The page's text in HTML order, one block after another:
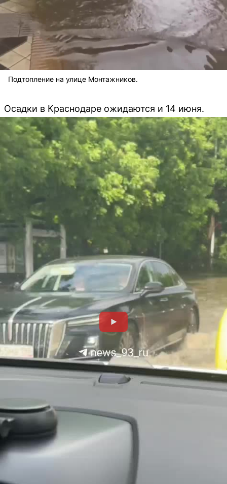
Подтопление на улице Монтажников.
Осадки в Краснодаре ожидаются и 14 июня.